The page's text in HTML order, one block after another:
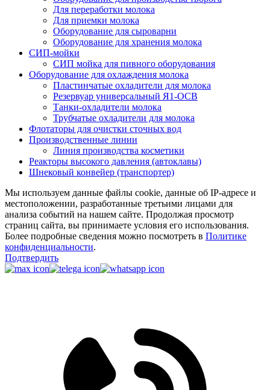
Для переработки молока
Для приемки молока
Оборудование для сыроварни
Оборудование для хранения молока
СИП-мойки
СИП мойка для пивного оборудования
Оборудование для охлаждения молока
Пластинчатые охладители для молока
Резервуар универсальный Я1-ОСВ
Танки-охладители молока
Трубчатые охладители для молока
Флотаторы для очистки сточных вод
Производственные линии
Линия производства косметики
Реакторы высокого давления (автоклавы)
Шнековый конвейер (транспортер)
Мы используем данные файлы cookie, данные об IP-адресе и
местоположении, разработанные третьими лицами для
анализа событий на нашем сайте. Продолжая просмотр
страниц сайта, вы принимаете условия его использования.
Более подробные сведения можно посмотреть в Политике
конфиденциальности.
Подтвердить